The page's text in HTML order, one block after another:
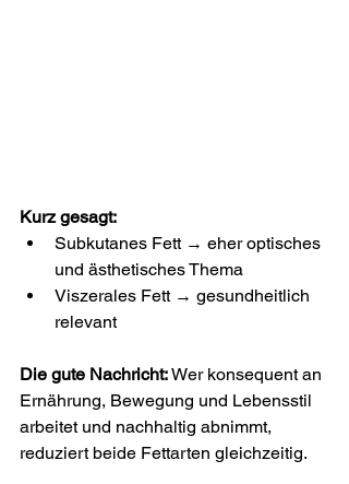
Kurz gesagt:
Subkutanes Fett → eher optisches
und ästhetisches Thema
Viszerales Fett → gesundheitlich
relevant
Die gute Nachricht: Wer konsequent an
Ernährung, Bewegung und Lebensstil
arbeitet und nachhaltig abnimmt,
reduziert beide Fettarten gleichzeitig.